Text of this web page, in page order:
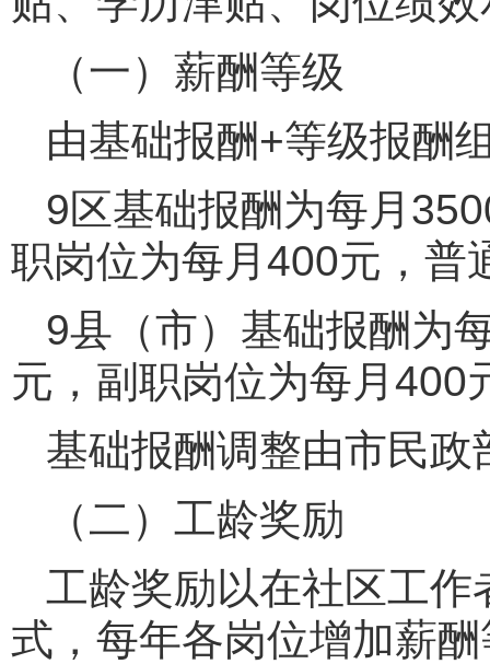
（一）薪酬等级
由基础报酬+等级报酬
9区基础报酬为每月
职岗位为每月400元，普
9县（市）基础报酬为
元，副职岗位为每月400
基础报酬调整由市民
（二）工龄奖励
工龄奖励以在社区工
式，每年各岗位增加薪